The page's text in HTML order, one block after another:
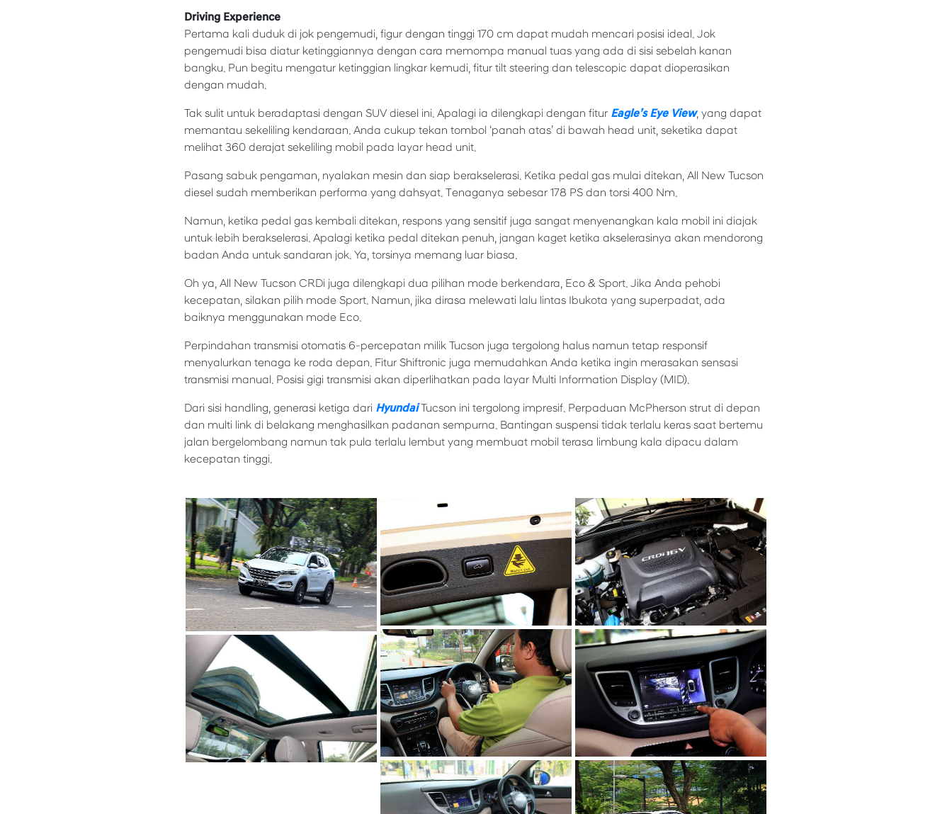
Driving Experience
Pertama kali duduk di jok pengemudi, figur dengan tinggi 170 cm dapat mudah mencari posisi ideal. Jok
pengemudi bisa diatur ketinggiannya dengan cara memompa manual tuas yang ada di sisi sebelah kanan
bangku. Pun begitu mengatur ketinggian lingkar kemudi, fitur tilt steering dan telescopic dapat dioperasikan
dengan mudah.
Tak sulit untuk beradaptasi dengan SUV diesel ini. Apalagi ia dilengkapi dengan fitur Eagle’s Eye View, yang dapat
memantau sekeliling kendaraan. Anda cukup tekan tombol ‘panah atas’ di bawah head unit, seketika dapat
melihat 360 derajat sekeliling mobil pada layar head unit.
Pasang sabuk pengaman, nyalakan mesin dan siap berakselerasi. Ketika pedal gas mulai ditekan, All New Tucson
diesel sudah memberikan performa yang dahsyat. Tenaganya sebesar 178 PS dan torsi 400 Nm.
Namun, ketika pedal gas kembali ditekan, respons yang sensitif juga sangat menyenangkan kala mobil ini diajak
untuk lebih berakselerasi. Apalagi ketika pedal ditekan penuh, jangan kaget ketika akselerasinya akan mendorong
badan Anda untuk sandaran jok. Ya, torsinya memang luar biasa.
Oh ya, All New Tucson CRDi juga dilengkapi dua pilihan mode berkendara, Eco & Sport. Jika Anda pehobi
kecepatan, silakan pilih mode Sport. Namun, jika dirasa melewati lalu lintas Ibukota yang superpadat, ada
baiknya menggunakan mode Eco.
Perpindahan transmisi otomatis 6-percepatan milik Tucson juga tergolong halus namun tetap responsif
menyalurkan tenaga ke roda depan. Fitur Shiftronic juga memudahkan Anda ketika ingin merasakan sensasi
transmisi manual. Posisi gigi transmisi akan diperlihatkan pada layar Multi Information Display (MID).
Dari sisi handling, generasi ketiga dari HyundaiTucson ini tergolong impresif. Perpaduan McPherson strut di depan
dan multi link di belakang menghasilkan padanan sempurna. Bantingan suspensi tidak terlalu keras saat bertemu
jalan bergelombang namun tak pula terlalu lembut yang membuat mobil terasa limbung kala dipacu dalam
kecepatan tinggi.